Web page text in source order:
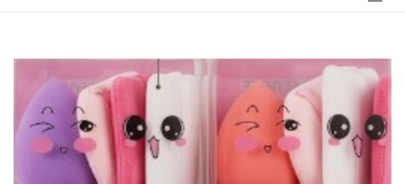
FIANZA TIKTOK
MODA CHICA